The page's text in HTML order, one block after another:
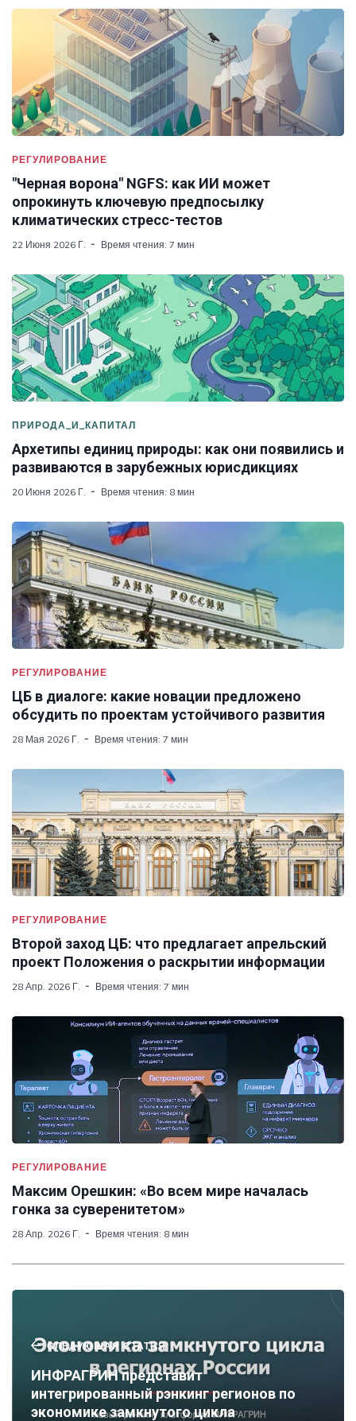
РЕГУЛИРОВАНИЕ
"Черная ворона" NGFS: как ИИ может
опрокинуть ключевую предпосылку
климатических стресс-тестов
22 Июня 2026 Г. Время чтения: 7 мин
ПРИРОДА_И_КАПИТАЛ
Архетипы единиц природы: как они появились и
развиваются в зарубежных юрисдикциях
20 Июня 2026 Г. Время чтения: 8 мин
РЕГУЛИРОВАНИЕ
ЦБ в диалоге: какие новации предложено
обсудить по проектам устойчивого развития
28 Мая 2026 Г. Время чтения: 7 мин
РЕГУЛИРОВАНИЕ
Второй заход ЦБ: что предлагает апрельский
проект Положения о раскрытии информации
28 Апр. 2026 Г. Время чтения: 7 мин
РЕГУЛИРОВАНИЕ
Максим Орешкин: «Во всем мире началась
гонка за суверенитетом»
28 Апр. 2026 Г. Время чтения: 8 мин
СЛЕДУЮЩАЯ СТАТЬЯ
ИНФРАГРИН представит
интегрированный рэнкинг регионов по
экономике замкнутого цикла